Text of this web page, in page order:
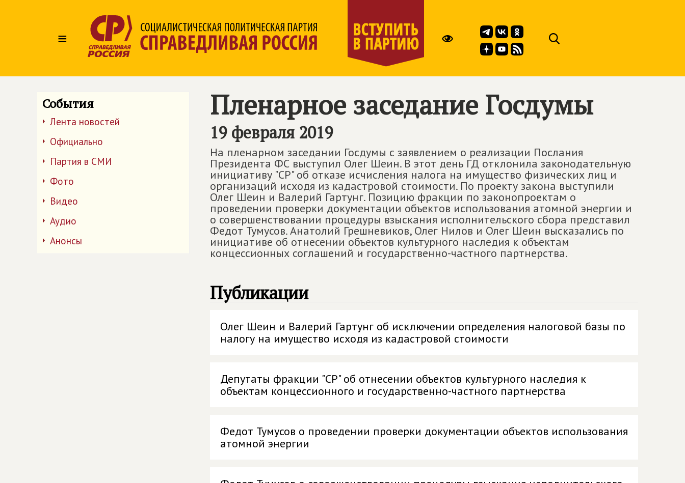
≡
События
Лента новостей
Официально
Партия в СМИ
Фото
Видео
Аудио
Анонсы
Пленарное заседание Госдумы
19 февраля 2019
На пленарном заседании Госдумы с заявлением о реализации Послания
Президента ФС выступил Олег Шеин. В этот день ГД отклонила законодательную
инициативу "СР" об отказе исчисления налога на имущество физических лиц и
организаций исходя из кадастровой стоимости. По проекту закона выступили
Олег Шеин и Валерий Гартунг. Позицию фракции по законопроектам о
проведении проверки документации объектов использования атомной энергии и
о совершенствовании процедуры взыскания исполнительского сбора представил
Федот Тумусов. Анатолий Грешневиков, Олег Нилов и Олег Шеин высказались по
инициативе об отнесении объектов культурного наследия к объектам
концессионных соглашений и государственно-частного партнерства.
Публикации
Олег Шеин и Валерий Гартунг об исключении определения налоговой базы по
налогу на имущество исходя из кадастровой стоимости
Депутаты фракции "СР" об отнесении объектов культурного наследия к
объектам концессионного и государственно-частного партнерства
Федот Тумусов о проведении проверки документации объектов использования
атомной энергии